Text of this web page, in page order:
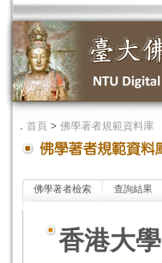
． 首頁 > 佛學著者規範資料庫
佛學著者檢索 查詢結果
香港大學